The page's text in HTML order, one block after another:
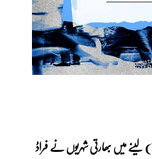
عارضی ملازمت کا ایچ ون بی ویزا(Visa) لینے میں بھارتی شہریوں نے فراڈ